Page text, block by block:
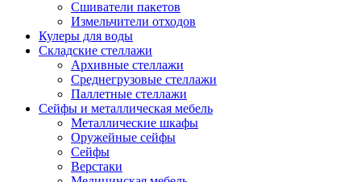
Сшиватели пакетов
Измельчители отходов
Кулеры для воды
Складские стеллажи
Архивные стеллажи
Среднегрузовые стеллажи
Паллетные стеллажи
Сейфы и металлическая мебель
Металлические шкафы
Оружейные сейфы
Сейфы
Верстаки